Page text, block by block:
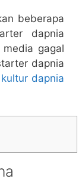
beberapa
dapnia
gagal
dapnia
kultur dapnia